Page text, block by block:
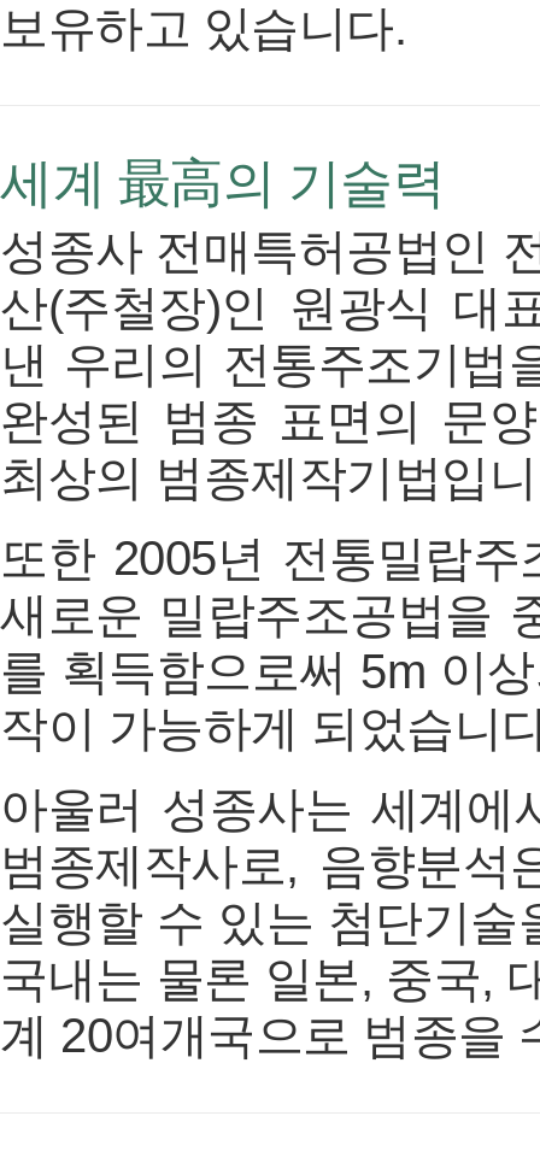
보유하고 있습니다.
세계 最高의 기술력
성종사 전매특허공법인
산(주철장)인 원광식 대
낸 우리의 전통주조기법
완성된 범종 표면의 문
최상의 범종제작기법입
또한 2005년 전통밀랍
새로운 밀랍주조공법을
를 획득함으로써 5m 이
작이 가능하게 되었습니
아울러 성종사는 세계에
범종제작사로, 음향분
실행할 수 있는 첨단기
국내는 물론 일본, 중국,
계 20여개국으로 범종을